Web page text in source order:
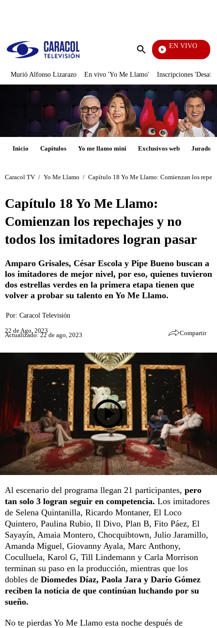
Enviar
EN VIVO
Televentas
Murió Alfonso Lizarazo En vivo 'Yo Me Llamo' Inscripciones
Inicio Capítulos Yo me llamo mini Exclusivos web Jurados
Caracol TV / Yo Me Llamo / Capítulo 18 Yo Me Llamo: Comienzan los
Capítulo 18 Yo Me Llamo:
Comienzan los repechajes y no
todos los imitadores logran pasar
Amparo Grisales, César Escola y Pipe Bueno buscan a
los imitadores de mejor nivel, por eso, quienes tuvieron
dos estrellas verdes en la primera etapa tienen que
volver a probar su talento en Yo Me Llamo.
Por: Caracol Televisión
22 de Ago, 2023
Actualizado: 22 de ago, 2023 Compartir
Al escenario del programa llegan 21 participantes, pero
tan solo 3 logran seguir en competencia. Los imitadores
de Selena Quintanilla, Ricardo Montaner, El Loco
Quintero, Paulina Rubio, Il Divo, Plan B, Fito Páez, El
Sayayín, Amaia Montero, Chocquibtown, Julio Jaramillo,
Amanda Miguel, Giovanny Ayala, Marc Anthony,
Coculluela, Karol G, Till Lindemann y Carla Morrison
terminan su paso en la producción, mientras que los
dobles de Diomedes Díaz, Paola Jara y Darío Gómez
reciben la noticia de que continúan luchando por su
sueño.
No te pierdas Yo Me Llamo esta noche después de